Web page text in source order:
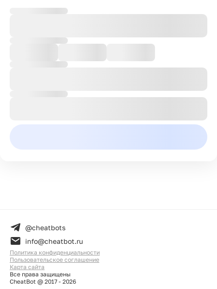
@cheatbots
info@cheatbot.ru
Политика конфиденциальности
Пользовательское соглашение
Карта сайта
Все права защищены
CheatBot @ 2017 - 2026